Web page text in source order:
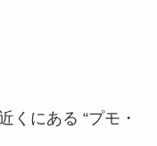
くにある “プモ・